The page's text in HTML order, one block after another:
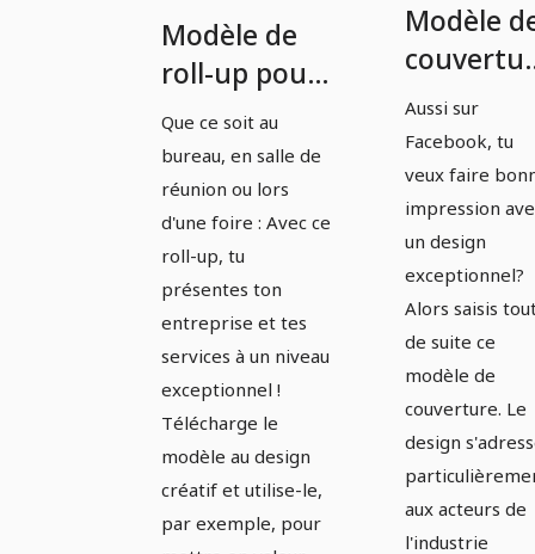
Modèle de
roll-up pour
les agences,
les designers
et les
rédacteurs
Que ce soit au
bureau, en salle de
réunion ou lors
d'une foire : Avec ce
roll-up, tu
présentes ton
entreprise et tes
services à un niveau
exceptionnel !
Télécharge le
modèle au design
créatif et utilise-le,
par exemple, pour
Modèle
Facebook
pour les
agences,
les
designers
et les
Aussi sur
Facebook, tu
veux faire
impression
un design
exceptionnel?
Alors saisis
de suite ce
modèle de
couverture. Le
design
aux acteurs de
l'industrie